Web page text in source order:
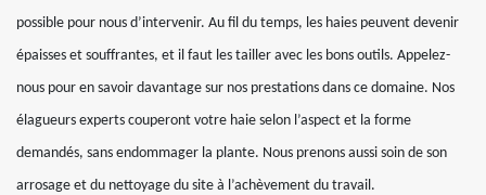
possible pour nous d’intervenir. Au fil du temps, les haies peuvent devenir
épaisses et souffrantes, et il faut les tailler avec les bons outils. Appelez-
nous pour en savoir davantage sur nos prestations dans ce domaine. Nos
élagueurs experts couperont votre haie selon l’aspect et la forme
demandés, sans endommager la plante. Nous prenons aussi soin de son
arrosage et du nettoyage du site à l’achèvement du travail.